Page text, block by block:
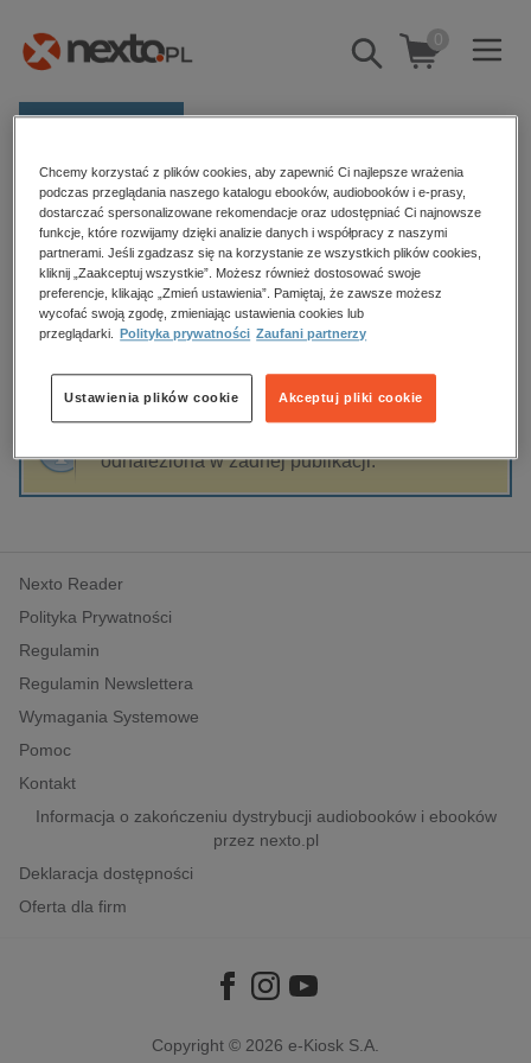
Pokaż/schowaj
wyszukiwarkę
0
Kategorie
Zobacz wszystkie E-prasa
budownictwo, aranżacja wnętrz
biznesowe, branżowe, gospodarka
dzienniki
edukacja
hobby, sport, rozrywka
komputery, internet, technologie, informatyka
polityka, społeczno-informacyjne
psychologiczne
inne
popularno-naukowe
historia
Strona główna Tomasz Sokołowski
Tomasz Sokołowski
Sortowanie Filtrowanie
odnaleziona w żadnej publikacji.
Nexto Reader
Polityka Prywatności
Regulamin
Regulamin Newslettera
Wymagania Systemowe
Pomoc
Kontakt
Informacja o zakończeniu dystrybucji audiobooków i ebooków
przez nexto.pl
Deklaracja dostępności
Oferta dla firm
Copyright © 2026 e-Kiosk S.A.
Chcemy korzystać z plików cookies, aby zapewnić Ci najlepsze wrażenia
podczas przeglądania naszego katalogu ebooków, audiobooków i e-prasy,
dostarczać spersonalizowane rekomendacje oraz udostępniać Ci najnowsze
funkcje, które rozwijamy dzięki analizie danych i współpracy z naszymi
partnerami. Jeśli zgadzasz się na korzystanie ze wszystkich plików cookies,
kliknij „Zaakceptuj wszystkie”. Możesz również dostosować swoje
preferencje, klikając „Zmień ustawienia”. Pamiętaj, że zawsze możesz
wycofać swoją zgodę, zmieniając ustawienia cookies lub
przeglądarki.
Polityka prywatności Zaufani partnerzy
Akceptuj pliki cookie
Ustawienia plików cookie